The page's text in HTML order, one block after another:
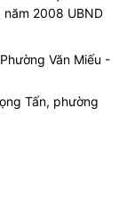
endpoints
2008 UBND
Văn Miếu -
Tấn, phường